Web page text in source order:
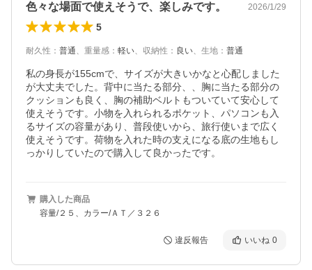
色々な場面で使えそうで、楽しみです。 2026/1/29
5
耐久性 ： 普通、 重量感 ： 軽い、 収納性 ： 良い、 生地 ： 普通
私の身長が155cmで、サイズが大きいかなと心配しました
が大丈夫でした。背中に当たる部分、、胸に当たる部分の
クッションも良く、胸の補助ベルトもついていて安心して
使えそうです。小物を入れられるポケット、パソコンも入
るサイズの容量があり、普段使いから、旅行使いまで広く
使えそうです。荷物を入れた時の支えになる底の生地もし
っかりしていたので購入して良かったです。
購入した商品
容量/２５、カラー/ＡＴ／３２６
違反報告 いいね 0